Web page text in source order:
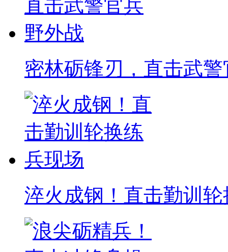
密林砺锋刃，直击武
淬火成钢！直击勤训